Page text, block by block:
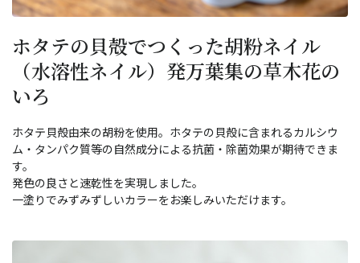
ホタテの貝殻でつくった胡粉ネイル
（水溶性ネイル）発万葉集の草木花の
いろ
ホタテ貝殻由来の胡粉を使用。ホタテの貝殻に含まれるカルシウ
ム・タンパク質等の自然成分による抗菌・除菌効果が期待できま
す。
発色の良さと速乾性を実現しました。
一塗りでみずみずしいカラーをお楽しみいただけます。